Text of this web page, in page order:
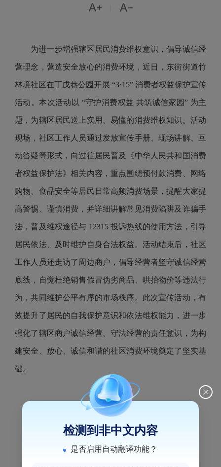
 
为进一步增强辖区居民消费维权意识，倡导诚信经
营理念，营造安全放心的消费环境，近日，东街街道竹
林境社区在丁戊巷公园开展 “3·15” 消费者权益保护宣传
活动。本次活动以 “守护消费权益 共筑诚信家园” 为主
题，为辖区居民送上实用、易懂的消费维权知识。活动
现场，社区工作人员通过发放宣传手册、现场讲解、互
动答疑等形式，向过往居民普及《中华人民共和国消费
者权益保护法》相关内容，重点围绕预付款消费、网络
购物、食品安全等居民日常高频消费场景，提醒大家提
高警惕、谨慎消费，并详细讲解常见消费陷阱及诈骗手
法，普及维权途径与 12315 投诉热线的使用方法，引导
居民依法、及时维护自身合法权益。活动结束后，社区
工作人员还走访了周边商户，倡导经营者坚守诚信经营
底线，自觉杜绝销售假冒伪劣商品、哄抬物价等违法行
为，共同维护公平有序的市场秩序。此次宣传活动，有
效提升了居民的自我保护意识和依法维权能力，进一步
强化了辖区商户诚信经营、守法经营的责任意识，为构
建安全、放心、诚信和谐的社区消费环境奠定了坚实基
础。
检测到非中文内容
是否启用自动翻译功能？